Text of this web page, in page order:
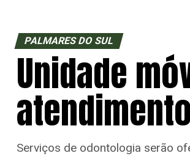
PALMARES DO SUL
Unidade
Serviços de odontologia serão